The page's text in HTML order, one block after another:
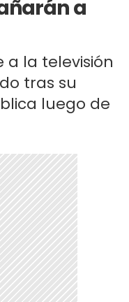
a
a la televisión
tras su
luego de